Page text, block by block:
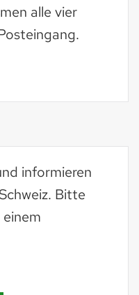
alle vier
informieren
Bitte